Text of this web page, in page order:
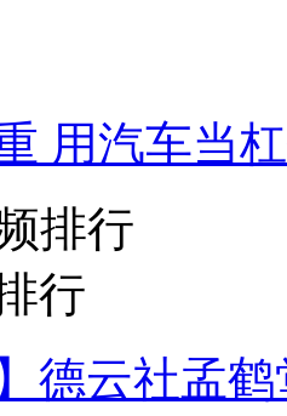
用汽车当
排行
行
德云社孟